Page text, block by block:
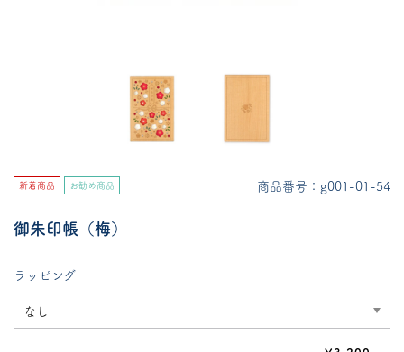
新着商品 お勧め商品 商品番号：g001-01-54
御朱印帳（梅）
ラッピング